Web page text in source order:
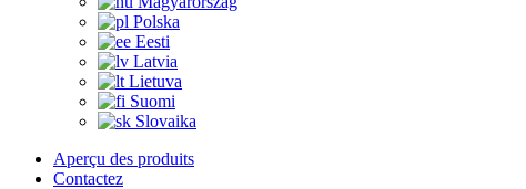
Polska
Eesti
Latvia
Lietuva
Suomi
Slovaika
Aperçu des produits
Contactez